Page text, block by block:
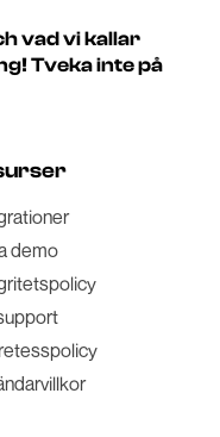
vad vi kallar
Tveka inte på
demo